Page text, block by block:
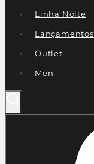
Linha Noite
Lançamentos
Outlet
Men